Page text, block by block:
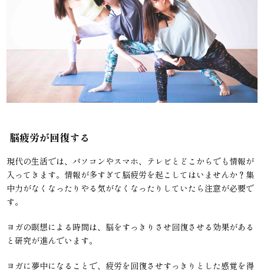
脳疲労が回復する
現代の生活では、パソコンやスマホ、テレビとどこからでも情報が
入ってきます。情報が多すぎて脳疲労を起こしてはいませんか？集
中力がなくなったりやる気がなくなったりしていたら注意が必要で
す。
ヨガの瞑想による時間は、脳をすっきりさせ回復させる効果がある
と研究が進んでいます。
ヨガに夢中になることで、疲労を回復させすっきりとした感覚を得